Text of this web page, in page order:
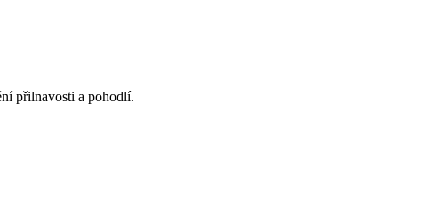
přilnavosti a pohodlí.